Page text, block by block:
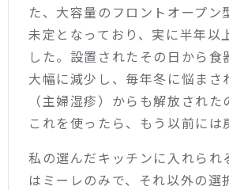
た、大容量のフロントオープン
未定となっており、実に半年以
した。設置されたその日から食
大幅に減少し、毎年冬に悩まさ
（主婦湿疹）からも解放された
これを使ったら、もう以前には
私の選んだキッチンに入れられ
はミーレのみで、それ以外の選